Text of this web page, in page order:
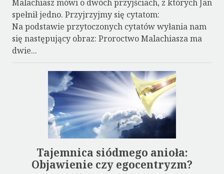
Malachiasz mówi o dwóch przyjściach, z których Jan
spełnił jedno. Przyjrzyjmy się cytatom:
Na podstawie przytoczonych cytatów wyłania nam
się następujący obraz: Proroctwo Malachiasza ma
dwie...
Tajemnica siódmego anioła:
Objawienie czy egocentryzm?